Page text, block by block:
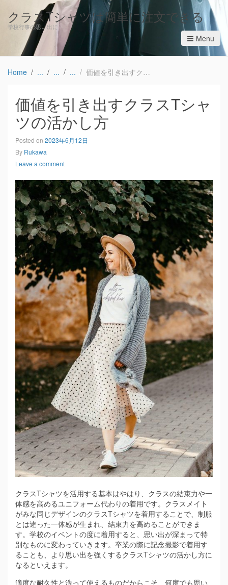
クラスTシャツは簡単に注文できる
学校行事の思い出に
Menu
Home 価値を引き出すクラスTシャツの活かし方
価値を引き出すクラスTシャ
ツの活かし方
Posted on 2023年6月12日
By Rukawa
Leave a comment
クラスTシャツを活用する基本はやはり、クラスの結束力や一
体感を高めるユニフォーム代わりの着用です。 クラスメイト
がみな同じデザインのクラスTシャツを着用することで、制服
とは違った一体感が生まれ、結束力を高めることができま
す。学校のイベントの度に着用すると、思い出が深まって特
別なものに変わっていきます。卒業の際に記念撮影で着用す
ることも、より思い出を強くするクラスTシャツの活かし方に
なるといえます。
適度な耐久性と洗って使えるものだからこそ、何度でも思い